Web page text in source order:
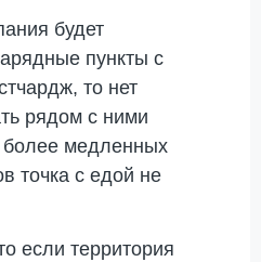
будет
пункты с
то нет
рядом с ними
медленных
точка с едой не
если территория